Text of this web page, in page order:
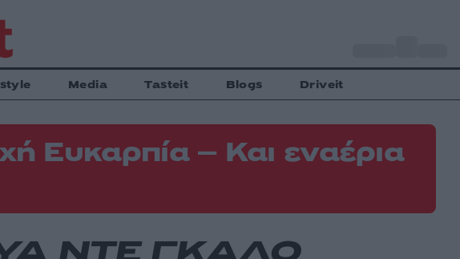
Media Tasteit Blogs Driveit
Ευκαρπία – Και εναέρια